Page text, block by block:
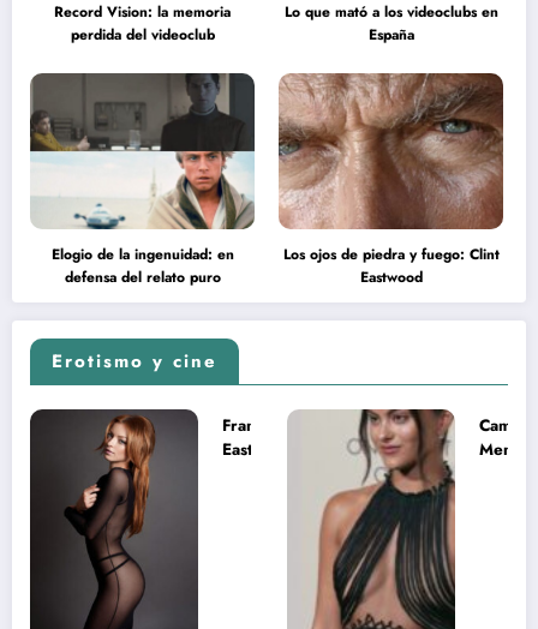
Record Vision: la memoria
perdida del videoclub
Lo que mató a los videoclubs en
España
Elogio de la ingenuidad: en
defensa del relato puro
Los ojos de piedra y fuego: Clint
Eastwood
Erotismo y cine
Francesca
Eastwood y
Camila
Mendes